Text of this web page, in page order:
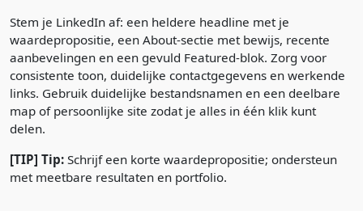
Stem je LinkedIn af: een heldere headline met je
waardepropositie, een About-sectie met bewijs, recente
aanbevelingen en een gevuld Featured-blok. Zorg voor
consistente toon, duidelijke contactgegevens en werkende
links. Gebruik duidelijke bestandsnamen en een deelbare
map of persoonlijke site zodat je alles in één klik kunt
delen.
[TIP] Tip: Schrijf een korte waardepropositie; ondersteun
met meetbare resultaten en portfolio.